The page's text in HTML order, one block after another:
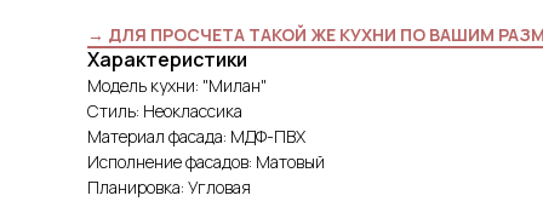
→ ДЛЯ ПРОСЧЕТА ТАКОЙ ЖЕ КУХНИ ПО ВАШИМ
Характеристики
Модель кухни: "Милан"
Стиль: Неоклассика
Материал фасада: МДФ-ПВХ
Исполнение фасадов: Матовый
Планировка: Угловая